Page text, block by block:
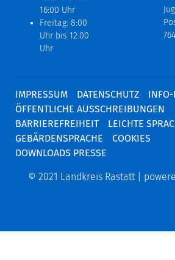
16:00 Uhr
Freitag: 8:00
Uhr bis 12:00
Uhr
IMPRESSUM DATENSCHUTZ
ÖFFENTLICHE AUSSCHREIBUNGEN
BARRIEREFREIHEIT
LEICHTE
GEBÄRDENSPRACHE
COOKIES
DOWNLOADS PRESSE
© 2021 Landkreis Rastatt |